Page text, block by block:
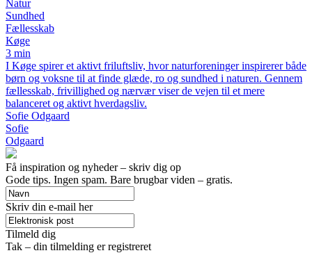
Natur
Sundhed
Fællesskab
Køge
3 min
I Køge spirer et aktivt friluftsliv, hvor naturforeninger inspirerer både
børn og voksne til at finde glæde, ro og sundhed i naturen. Gennem
fællesskab, frivillighed og nærvær viser de vejen til et mere
balanceret og aktivt hverdagsliv.
Sofie Odgaard
Sofie
Odgaard
Få inspiration og nyheder – skriv dig op
Gode tips. Ingen spam. Bare brugbar viden – gratis.
Skriv din e-mail her
Tilmeld dig
Tak – din tilmelding er registreret